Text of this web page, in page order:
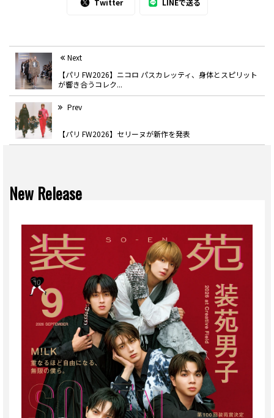
Twitter LINEで送る
Next
【パリ FW2026】ニコロ パスカレッティ、身体とスピリット
が響き合うコレク...
Prev
【パリ FW2026】セリーヌが新作を発表
New Release